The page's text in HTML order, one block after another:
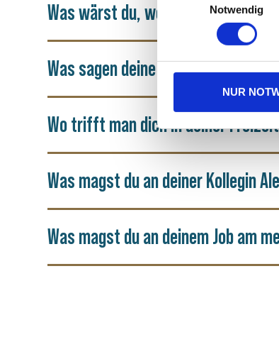
Notwendig
NUR
Was wärst du, wenn du nicht
Was sagen deine Kunden über dich?
Wo trifft man dich in deiner
Was magst du an deiner Kollegin
Was magst du an deinem Job am